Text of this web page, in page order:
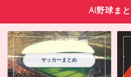
AI野球ま
サッカーまとめ